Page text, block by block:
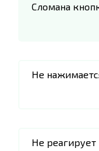
Сломана
Не
Не